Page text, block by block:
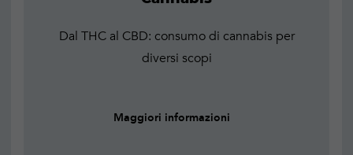
Dal THC al CBD: consumo di cannabis per
diversi scopi
Maggiori informazioni